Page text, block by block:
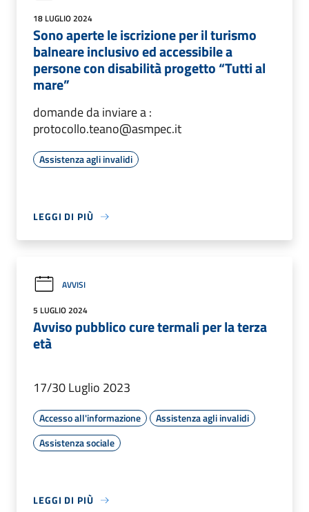
18 LUGLIO 2024
Sono aperte le iscrizione per il turismo
balneare inclusivo ed accessibile a
persone con disabilità progetto “Tutti al
mare”
domande da inviare a :
protocollo.teano@asmpec.it
Assistenza agli invalidi
LEGGI DI PIÙ
AVVISI
5 LUGLIO 2024
Avviso pubblico cure termali per la terza
età
17/30 Luglio 2023
Accesso all'informazione
Assistenza agli invalidi
Assistenza sociale
LEGGI DI PIÙ